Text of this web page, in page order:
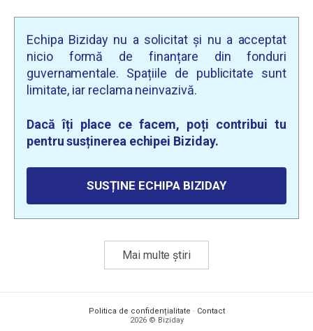
Echipa Biziday nu a solicitat și nu a acceptat
nicio formă de finanțare din fonduri
guvernamentale. Spațiile de publicitate sunt
limitate, iar reclama neinvazivă.
Dacă îți place ce facem, poți contribui tu
pentru susținerea echipei Biziday.
SUSȚINE ECHIPA BIZIDAY
Mai multe știri
Politica de confidențialitate · Contact
2026 © Biziday